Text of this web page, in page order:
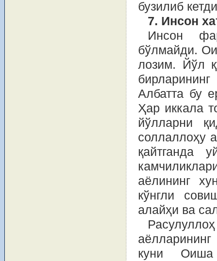
бузилиб
7. Инсон
Инсон
бўлмайди.
лозим. Йўл
Албатта бу
Ҳар иккала
йўлларни
соллаллоҳу
қайтганда
аёлининг
кўнгли
алайҳи ва
куни Оиша